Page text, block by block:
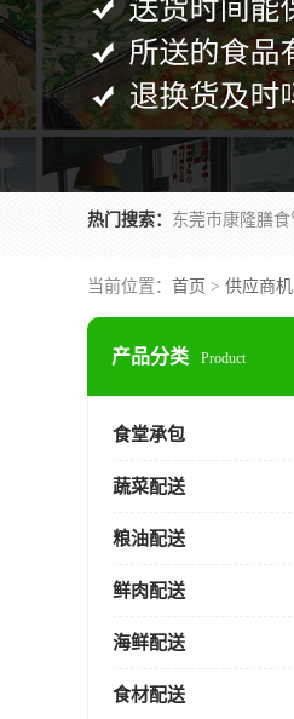
热门搜索：
当前位置： 首页 > 供应商机
产品分类 Product
食堂承包
蔬菜配送
粮油配送
鲜肉配送
海鲜配送
食材配送